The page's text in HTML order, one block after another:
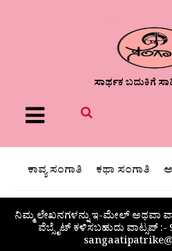
ಸಾರ್ಥಕ ಬದುಕಿಗೆ
Menu
ಕಾವ್ಯ ಸಂಗಾತಿ ಕಥಾ ಸಂಗಾತಿ
ನಿಮ್ಮ ಲೇಖನಗಳನ್ನು ಇ-ಮೇಲ್ ಅಥವಾ
ವೆಬ್ಸೈಟ್ ಕಳಿಸಬಹುದು ವಾಟ್ಸಪ್‌ :-